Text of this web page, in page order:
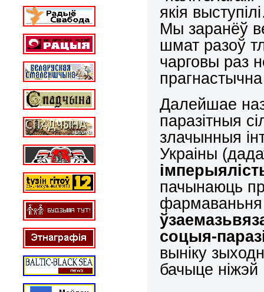
якія
Мы заранёў
шмат разоў
чарговы раз
Далейшае
паразітныя
злачынныя
Украіны
пачынаюць
фармаваньня
соцыя-
выніку
бачыце ніжэй